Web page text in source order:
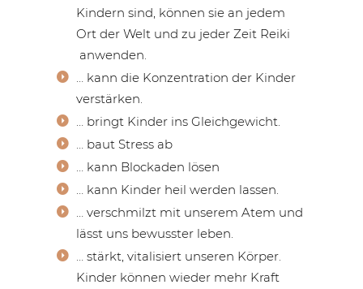
Kindern sind, können sie an jedem
Ort der Welt und zu jeder Zeit Reiki
anwenden.
… kann die Konzentration der Kinder
verstärken.
… bringt Kinder ins Gleichgewicht.
… baut Stress ab
… kann Blockaden lösen
… kann Kinder heil werden lassen.
… verschmilzt mit unserem Atem und
lässt uns bewusster leben.
… stärkt, vitalisiert unseren Körper.
Kinder können wieder mehr Kraft